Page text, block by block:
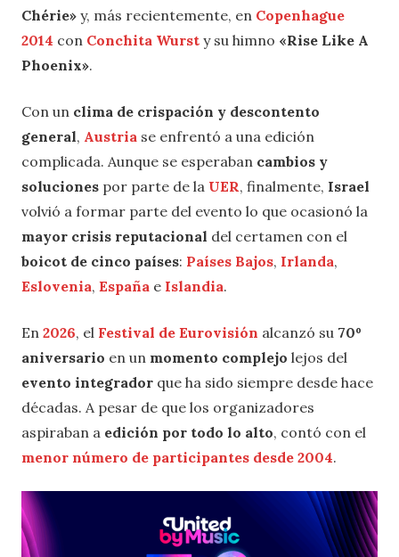
Chérie» y, más recientemente, en Copenhague
2014 con Conchita Wurst y su himno «Rise Like A
Phoenix».
Con un clima de crispación y descontento
general, Austria se enfrentó a una edición
complicada. Aunque se esperaban cambios y
soluciones por parte de la UER, finalmente, Israel
volvió a formar parte del evento lo que ocasionó la
mayor crisis reputacional del certamen con el
boicot de cinco países: Países Bajos, Irlanda,
Eslovenia, España e Islandia.
En 2026, el Festival de Eurovisión alcanzó su 70º
aniversario en un momento complejo lejos del
evento integrador que ha sido siempre desde hace
décadas. A pesar de que los organizadores
aspiraban a edición por todo lo alto, contó con el
menor número de participantes desde 2004.